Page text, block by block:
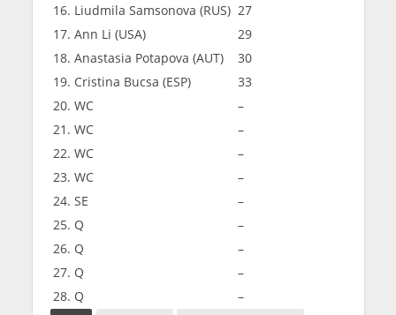
16. Liudmila Samsonova (RUS) 27
17. Ann Li (USA)
29
18. Anastasia Potapova (AUT)
30
19. Cristina Bucsa (ESP)
33
20. WC
–
21. WC
–
22. WC
–
23. WC
–
24. SE
–
25. Q
–
26. Q
–
27. Q
–
28. Q
–